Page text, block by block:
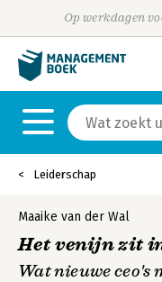
Op werkdagen
Leiderschap
Maaike van der Wal
Het venijn zit
Wat nieuwe ceo's